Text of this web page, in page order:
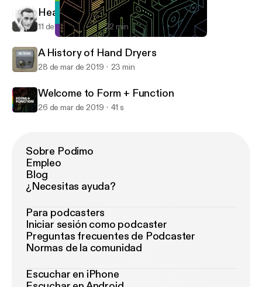
Form + Function
Headphones to AirPods
11 de abr de 2019 22 min
A History of Hand Dryers
28 de mar de 2019 23 min
Welcome to Form + Function
26 de mar de 2019 41 s
Sobre Podimo
Empleo
Blog
¿Necesitas ayuda?
Para podcasters
Iniciar sesión como podcaster
Preguntas frecuentes de Podcaster
Normas de la comunidad
Escuchar en iPhone